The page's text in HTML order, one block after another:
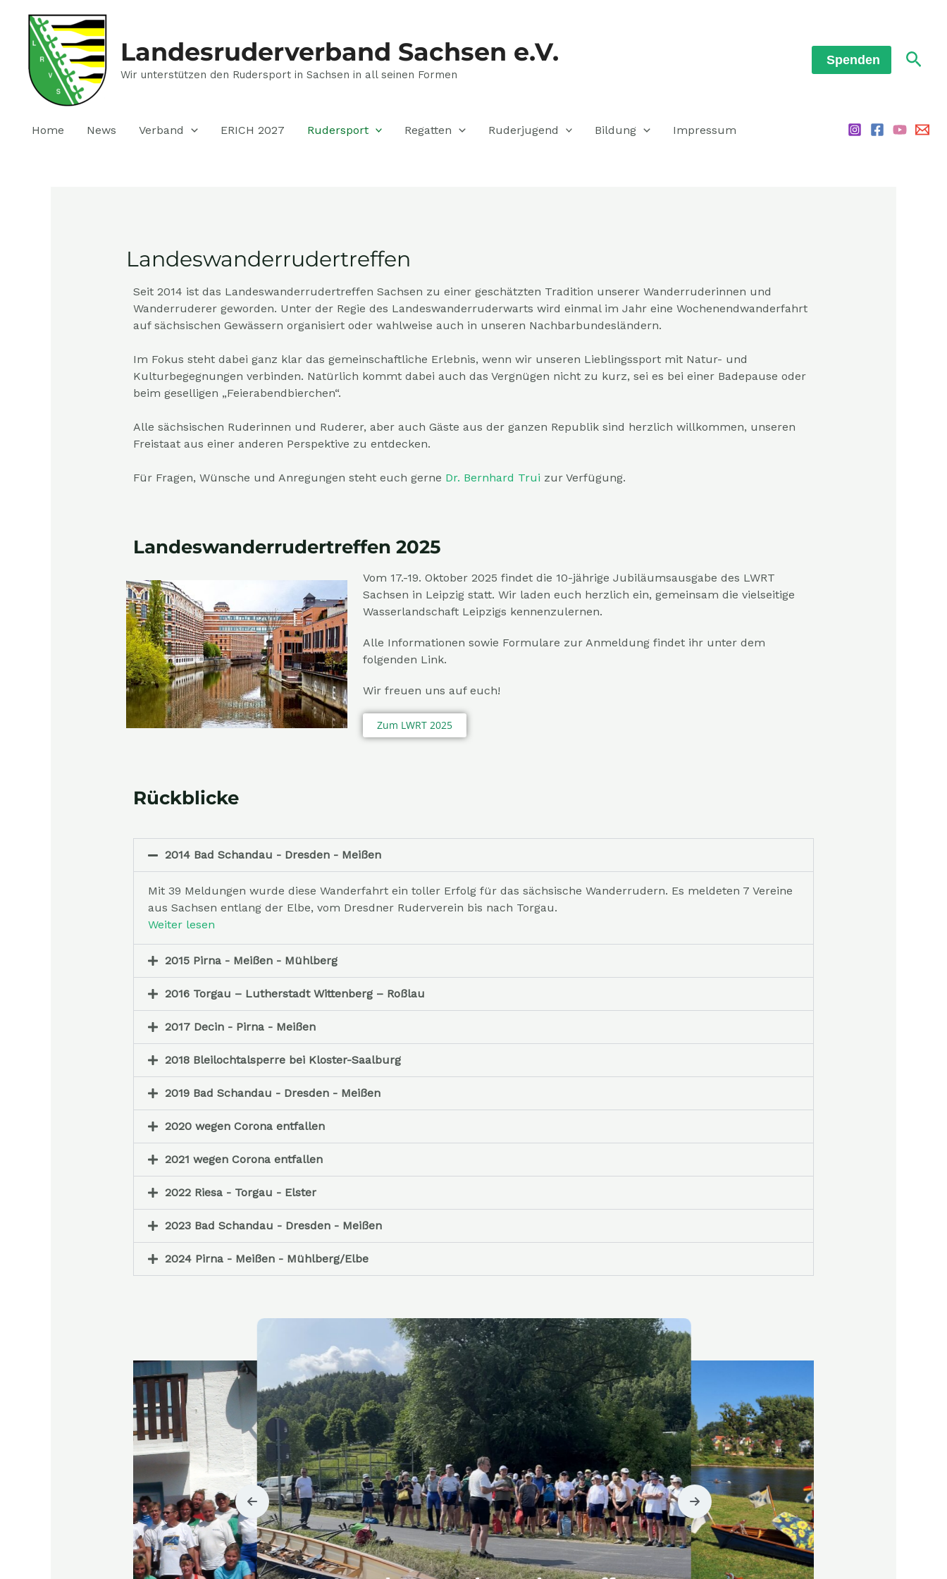
Inhalt
springen
Landesruderverband Sachsen e.V.
Wir unterstützen den Rudersport in Sachsen in all seinen Formen
Spenden
Home News Verband ERICH 2027 Rudersport Regatten Ruderjugend Bildung Impressum
Landeswanderrudertreffen
Seit 2014 ist das Landeswanderrudertreffen Sachsen zu einer geschätzten Tradition unserer Wanderruderinnen und
Wanderruderer geworden. Unter der Regie des Landeswanderruderwarts wird einmal im Jahr eine Wochenendwanderfahrt
auf sächsischen Gewässern organisiert oder wahlweise auch in unseren Nachbarbundesländern.
Im Fokus steht dabei ganz klar das gemeinschaftliche Erlebnis, wenn wir unseren Lieblingssport mit Natur- und
Kulturbegegnungen verbinden. Natürlich kommt dabei auch das Vergnügen nicht zu kurz, sei es bei einer Badepause oder
beim geselligen „Feierabendbierchen“.
Alle sächsischen Ruderinnen und Ruderer, aber auch Gäste aus der ganzen Republik sind herzlich willkommen, unseren
Freistaat aus einer anderen Perspektive zu entdecken.
Für Fragen, Wünsche und Anregungen steht euch gerne Dr. Bernhard Trui zur Verfügung.
Landeswanderrudertreffen 2025
Vom 17.-19. Oktober 2025 findet die 10-jährige Jubiläumsausgabe des LWRT
Sachsen in Leipzig statt. Wir laden euch herzlich ein, gemeinsam die vielseitige
Wasserlandschaft Leipzigs kennenzulernen.
Alle Informationen sowie Formulare zur Anmeldung findet ihr unter dem
folgenden Link.
Wir freuen uns auf euch!
Zum LWRT 2025
Rückblicke
2014 Bad Schandau - Dresden - Meißen
Mit 39 Meldungen wurde diese Wanderfahrt ein toller Erfolg für das sächsische Wanderrudern. Es meldeten 7 Vereine
aus Sachsen entlang der Elbe, vom Dresdner Ruderverein bis nach Torgau.
Weiter lesen
2015 Pirna - Meißen - Mühlberg
2016 Torgau – Lutherstadt Wittenberg – Roßlau
2017 Decin - Pirna - Meißen
2018 Bleilochtalsperre bei Kloster-Saalburg
2019 Bad Schandau - Dresden - Meißen
2020 wegen Corona entfallen
2021 wegen Corona entfallen
2022 Riesa - Torgau - Elster
2023 Bad Schandau - Dresden - Meißen
2024 Pirna - Meißen - Mühlberg/Elbe